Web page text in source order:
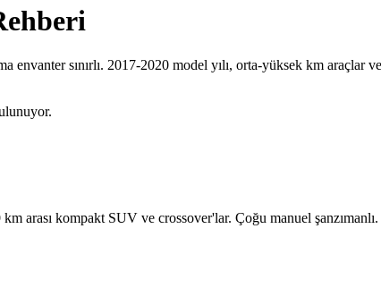
sınırlı. 2017-2020 model yılı, orta-yüksek km
arası kompakt SUV ve crossover'lar. Çoğu manuel